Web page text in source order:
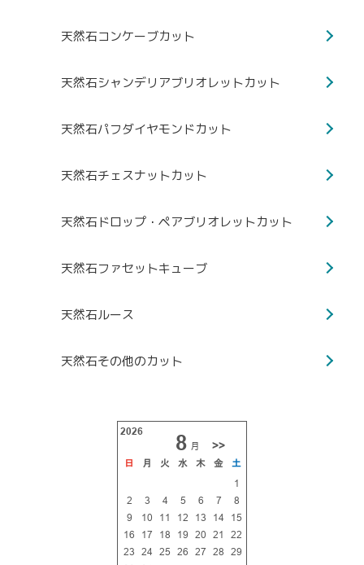
天然石コンケーブカット
天然石シャンデリアブリオレットカット
天然石パフダイヤモンドカット
天然石チェスナットカット
天然石ドロップ・ペアブリオレットカット
天然石ファセットキューブ
天然石ルース
天然石その他のカット